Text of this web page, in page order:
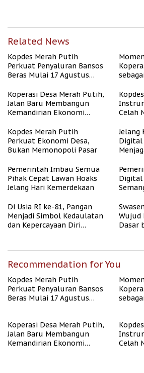
Related News
Kopdes Merah Putih
Perkuat Penyaluran Bansos
Beras Mulai 17 Agustus
Koperasi Desa Merah Putih,
Jalan Baru Membangun
Kemandirian Ekonomi
Celah
Kopdes Merah Putih
Perkuat Ekonomi Desa,
Bukan Memonopoli Pasar
Jelang
Digital
Pemerintah Imbau Semua
Pihak Cepat Lawan Hoaks
Jelang Hari Kemerdekaan
Digital
Di Usia RI ke-81, Pangan
Menjadi Simbol Kedaulatan
dan Kepercayaan Diri
Wujud
Dasar
Recommendation for You
Kopdes Merah Putih
Perkuat Penyaluran Bansos
Beras Mulai 17 Agustus
Koperasi Desa Merah Putih,
Jalan Baru Membangun
Kemandirian Ekonomi
Celah